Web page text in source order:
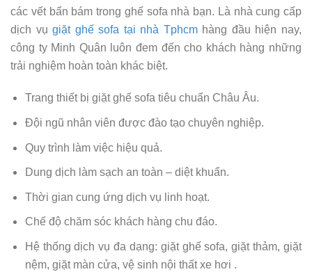
các vết bẩn bám trong ghế sofa nhà bạn. Là nhà cung cấp
dịch vụgiặt ghế sofa tại nhà Tphcmhàng đầu hiện nay,
công ty Minh Quân luôn đem đến cho khách hàng những
trải nghiệm hoàn toàn khác biệt.
Trang thiết bị giặt ghế sofa tiêu chuẩn Châu Âu.
Đội ngũ nhân viên được đào tạo chuyên nghiệp.
Quy trình làm việc hiệu quả.
Dung dịch làm sạch an toàn – diệt khuẩn.
Thời gian cung ứng dịch vụ linh hoạt.
Chế độ chăm sóc khách hàng chu đáo.
Hệ thống dịch vụ đa dạng: giặt ghế sofa, giặt thảm, giặt
nệm, giặt màn cửa, vệ sinh nội thất xe hơi .